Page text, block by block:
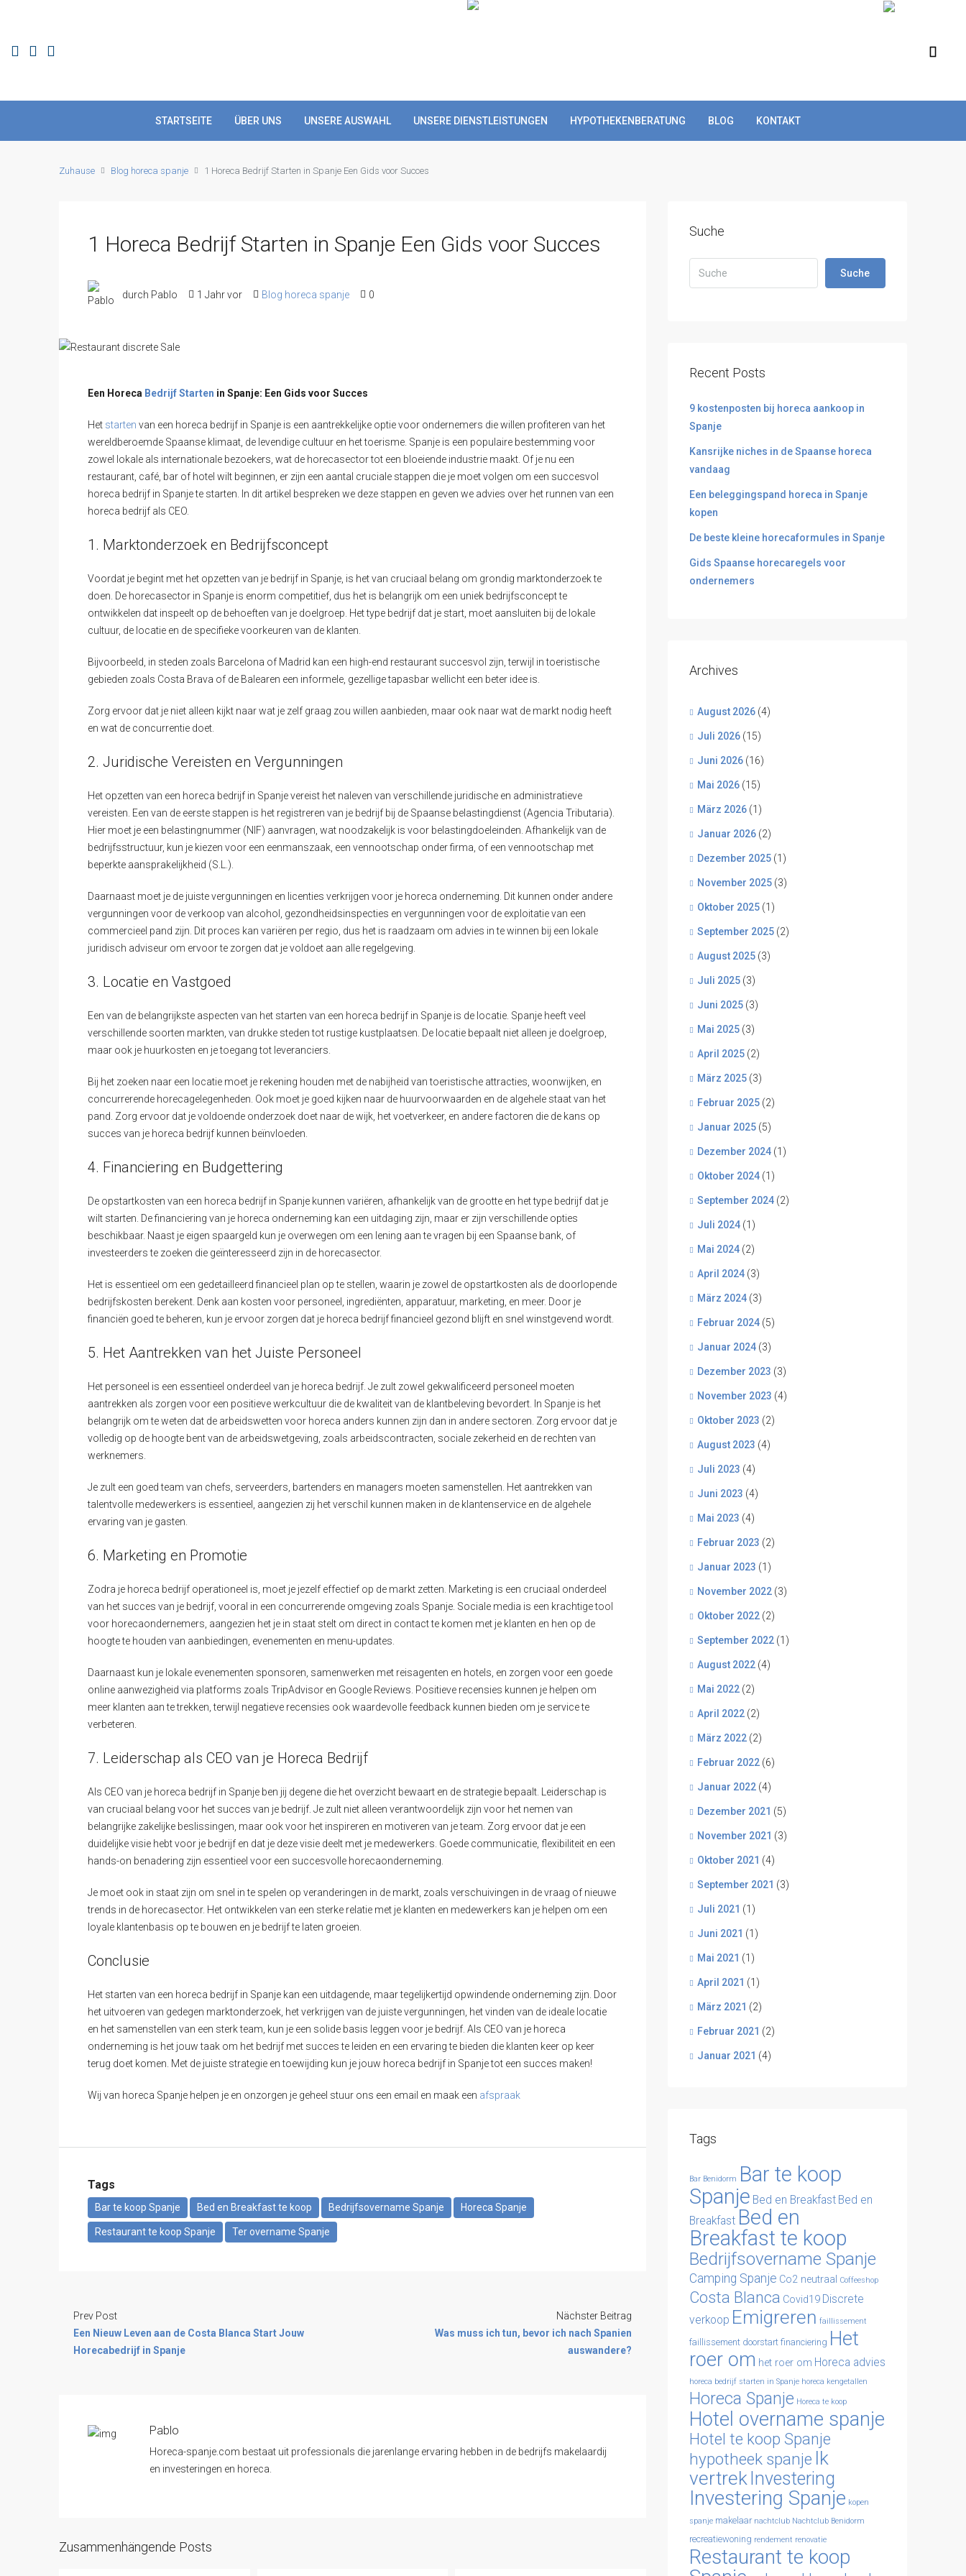
STARTSEITE ÜBER UNS UNSERE AUSWAHL UNSERE DIENSTLEISTUNGEN HYPOTHEKENBERATUNG BLOG KONTAKT
Zuhause Blog horeca spanje 1 Horeca Bedrijf Starten in Spanje Een Gids voor Succes
1 Horeca Bedrijf Starten in Spanje Een Gids voor Succes
durch Pablo 1 Jahr vor Blog horeca spanje 0
Een Horeca Bedrijf Starten in Spanje: Een Gids voor Succes
Het starten van een horeca bedrijf in Spanje is een aantrekkelijke optie voor ondernemers die willen profiteren van het
wereldberoemde Spaanse klimaat, de levendige cultuur en het toerisme. Spanje is een populaire bestemming voor
zowel lokale als internationale bezoekers, wat de horecasector tot een bloeiende industrie maakt. Of je nu een
restaurant, café, bar of hotel wilt beginnen, er zijn een aantal cruciale stappen die je moet volgen om een succesvol
horeca bedrijf in Spanje te starten. In dit artikel bespreken we deze stappen en geven we advies over het runnen van een
horeca bedrijf als CEO.
1. Marktonderzoek en Bedrijfsconcept
Voordat je begint met het opzetten van je bedrijf in Spanje, is het van cruciaal belang om grondig marktonderzoek te
doen. De horecasector in Spanje is enorm competitief, dus het is belangrijk om een uniek bedrijfsconcept te
ontwikkelen dat inspeelt op de behoeften van je doelgroep. Het type bedrijf dat je start, moet aansluiten bij de lokale
cultuur, de locatie en de specifieke voorkeuren van de klanten.
Bijvoorbeeld, in steden zoals Barcelona of Madrid kan een high-end restaurant succesvol zijn, terwijl in toeristische
gebieden zoals Costa Brava of de Balearen een informele, gezellige tapasbar wellicht een beter idee is.
Zorg ervoor dat je niet alleen kijkt naar wat je zelf graag zou willen aanbieden, maar ook naar wat de markt nodig heeft
en wat de concurrentie doet.
2. Juridische Vereisten en Vergunningen
Het opzetten van een horeca bedrijf in Spanje vereist het naleven van verschillende juridische en administratieve
vereisten. Een van de eerste stappen is het registreren van je bedrijf bij de Spaanse belastingdienst (Agencia Tributaria).
Hier moet je een belastingnummer (NIF) aanvragen, wat noodzakelijk is voor belastingdoeleinden. Afhankelijk van de
bedrijfsstructuur, kun je kiezen voor een eenmanszaak, een vennootschap onder firma, of een vennootschap met
beperkte aansprakelijkheid (S.L.).
Daarnaast moet je de juiste vergunningen en licenties verkrijgen voor je horeca onderneming. Dit kunnen onder andere
vergunningen voor de verkoop van alcohol, gezondheidsinspecties en vergunningen voor de exploitatie van een
commercieel pand zijn. Dit proces kan variëren per regio, dus het is raadzaam om advies in te winnen bij een lokale
juridisch adviseur om ervoor te zorgen dat je voldoet aan alle regelgeving.
3. Locatie en Vastgoed
Een van de belangrijkste aspecten van het starten van een horeca bedrijf in Spanje is de locatie. Spanje heeft veel
verschillende soorten markten, van drukke steden tot rustige kustplaatsen. De locatie bepaalt niet alleen je doelgroep,
maar ook je huurkosten en je toegang tot leveranciers.
Bij het zoeken naar een locatie moet je rekening houden met de nabijheid van toeristische attracties, woonwijken, en
concurrerende horecagelegenheden. Ook moet je goed kijken naar de huurvoorwaarden en de algehele staat van het
pand. Zorg ervoor dat je voldoende onderzoek doet naar de wijk, het voetverkeer, en andere factoren die de kans op
succes van je horeca bedrijf kunnen beïnvloeden.
4. Financiering en Budgettering
De opstartkosten van een horeca bedrijf in Spanje kunnen variëren, afhankelijk van de grootte en het type bedrijf dat je
wilt starten. De financiering van je horeca onderneming kan een uitdaging zijn, maar er zijn verschillende opties
beschikbaar. Naast je eigen spaargeld kun je overwegen om een lening aan te vragen bij een Spaanse bank, of
investeerders te zoeken die geïnteresseerd zijn in de horecasector.
Het is essentieel om een gedetailleerd financieel plan op te stellen, waarin je zowel de opstartkosten als de doorlopende
bedrijfskosten berekent. Denk aan kosten voor personeel, ingrediënten, apparatuur, marketing, en meer. Door je
financiën goed te beheren, kun je ervoor zorgen dat je horeca bedrijf financieel gezond blijft en snel winstgevend wordt.
5. Het Aantrekken van het Juiste Personeel
Het personeel is een essentieel onderdeel van je horeca bedrijf. Je zult zowel gekwalificeerd personeel moeten
aantrekken als zorgen voor een positieve werkcultuur die de kwaliteit van de klantbeleving bevordert. In Spanje is het
belangrijk om te weten dat de arbeidswetten voor horeca anders kunnen zijn dan in andere sectoren. Zorg ervoor dat je
volledig op de hoogte bent van de arbeidswetgeving, zoals arbeidscontracten, sociale zekerheid en de rechten van
werknemers.
Je zult een goed team van chefs, serveerders, bartenders en managers moeten samenstellen. Het aantrekken van
talentvolle medewerkers is essentieel, aangezien zij het verschil kunnen maken in de klantenservice en de algehele
ervaring van je gasten.
6. Marketing en Promotie
Zodra je horeca bedrijf operationeel is, moet je jezelf effectief op de markt zetten. Marketing is een cruciaal onderdeel
van het succes van je bedrijf, vooral in een concurrerende omgeving zoals Spanje. Sociale media is een krachtige tool
voor horecaondernemers, aangezien het je in staat stelt om direct in contact te komen met je klanten en hen op de
hoogte te houden van aanbiedingen, evenementen en menu-updates.
Daarnaast kun je lokale evenementen sponsoren, samenwerken met reisagenten en hotels, en zorgen voor een goede
online aanwezigheid via platforms zoals TripAdvisor en Google Reviews. Positieve recensies kunnen je helpen om
meer klanten aan te trekken, terwijl negatieve recensies ook waardevolle feedback kunnen bieden om je service te
verbeteren.
7. Leiderschap als CEO van je Horeca Bedrijf
Als CEO van je horeca bedrijf in Spanje ben jij degene die het overzicht bewaart en de strategie bepaalt. Leiderschap is
van cruciaal belang voor het succes van je bedrijf. Je zult niet alleen verantwoordelijk zijn voor het nemen van
belangrijke zakelijke beslissingen, maar ook voor het inspireren en motiveren van je team. Zorg ervoor dat je een
duidelijke visie hebt voor je bedrijf en dat je deze visie deelt met je medewerkers. Goede communicatie, flexibiliteit en een
hands-on benadering zijn essentieel voor een succesvolle horecaonderneming.
Je moet ook in staat zijn om snel in te spelen op veranderingen in de markt, zoals verschuivingen in de vraag of nieuwe
trends in de horecasector. Het ontwikkelen van een sterke relatie met je klanten en medewerkers kan je helpen om een
loyale klantenbasis op te bouwen en je bedrijf te laten groeien.
Conclusie
Het starten van een horeca bedrijf in Spanje kan een uitdagende, maar tegelijkertijd opwindende onderneming zijn. Door
het uitvoeren van gedegen marktonderzoek, het verkrijgen van de juiste vergunningen, het vinden van de ideale locatie
en het samenstellen van een sterk team, kun je een solide basis leggen voor je bedrijf. Als CEO van je horeca
onderneming is het jouw taak om het bedrijf met succes te leiden en een ervaring te bieden die klanten keer op keer
terug doet komen. Met de juiste strategie en toewijding kun je jouw horeca bedrijf in Spanje tot een succes maken!
Wij van horeca Spanje helpen je en onzorgen je geheel stuur ons een email en maak een afspraak
Tags
Bar te koop Spanje Bed en Breakfast te koop Bedrijfsovername Spanje Horeca Spanje
Restaurant te koop Spanje Ter overname Spanje
Prev Post
Een Nieuw Leven aan de Costa Blanca Start Jouw
Horecabedrijf in Spanje
Nächster Beitrag
Was muss ich tun, bevor ich nach Spanien
auswandere?
Pablo
Horeca-spanje.com bestaat uit professionals die jarenlange ervaring hebben in de bedrijfs makelaardij
en investeringen en horeca.
Zusammenhängende Posts
Suche
Suche
Recent Posts
9 kostenposten bij horeca aankoop in
Spanje
Kansrijke niches in de Spaanse horeca
vandaag
Een beleggingspand horeca in Spanje
kopen
De beste kleine horecaformules in Spanje
Gids Spaanse horecaregels voor
ondernemers
Archives
August 2026 (4)
Juli 2026 (15)
Juni 2026 (16)
Mai 2026 (15)
März 2026 (1)
Januar 2026 (2)
Dezember 2025 (1)
November 2025 (3)
Oktober 2025 (1)
September 2025 (2)
August 2025 (3)
Juli 2025 (3)
Juni 2025 (3)
Mai 2025 (3)
April 2025 (2)
März 2025 (3)
Februar 2025 (2)
Januar 2025 (5)
Dezember 2024 (1)
Oktober 2024 (1)
September 2024 (2)
Juli 2024 (1)
Mai 2024 (2)
April 2024 (3)
März 2024 (3)
Februar 2024 (5)
Januar 2024 (3)
Dezember 2023 (3)
November 2023 (4)
Oktober 2023 (2)
August 2023 (4)
Juli 2023 (4)
Juni 2023 (4)
Mai 2023 (4)
Februar 2023 (2)
Januar 2023 (1)
November 2022 (3)
Oktober 2022 (2)
September 2022 (1)
August 2022 (4)
Mai 2022 (2)
April 2022 (2)
März 2022 (2)
Februar 2022 (6)
Januar 2022 (4)
Dezember 2021 (5)
November 2021 (3)
Oktober 2021 (4)
September 2021 (3)
Juli 2021 (1)
Juni 2021 (1)
Mai 2021 (1)
April 2021 (1)
März 2021 (2)
Februar 2021 (2)
Januar 2021 (4)
Tags
Bar Benidorm Bar te koop
Spanje Bed en Breakfast Bed en
Breakfast Bed en
Breakfast te koop
Bedrijfsovername Spanje
Camping Spanje Co2 neutraal Coffeeshop
Costa Blanca Covid19 Discrete
verkoop Emigreren faillissement
faillissement doorstart financiering Het
roer om het roer om Horeca advies
horeca bedrijf starten in Spanje horeca kengetallen
Horeca Spanje Horeca te koop
Hotel overname spanje
Hotel te koop Spanje
hypotheek spanje Ik
vertrek Investering
Investering Spanje kopen
spanje makelaar nachtclub Nachtclub Benidorm
recreatiewoning rendement renovatie
Restaurant te koop